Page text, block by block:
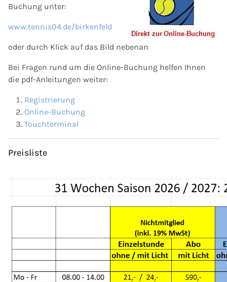
Buchung unter:
www.tennis04.de/birkenfeld
oder durch Klick auf das Bild nebenan
Bei Fragen rund um die Online-Buchung helfen Ihnen
die pdf-Anleitungen weiter:
Registrierung
Online-Buchung
Touchterminal
Preisliste